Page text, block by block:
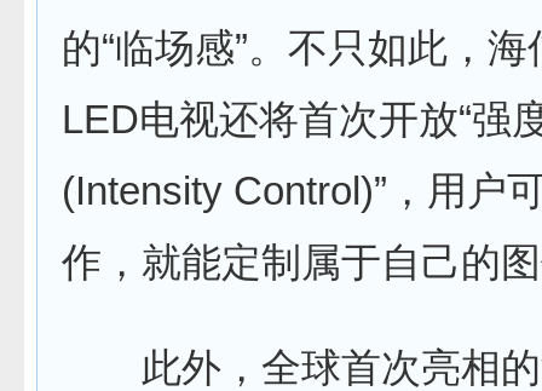
的“临场感”。不只如此，
LED电视还将首次开放“强
(Intensity Control)”，用户
作，就能定制属于自己的
此外，全球首次亮相的